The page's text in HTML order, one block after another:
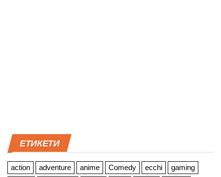
ЕТИКЕТИ
action adventure anime Comedy ecchi
gaming